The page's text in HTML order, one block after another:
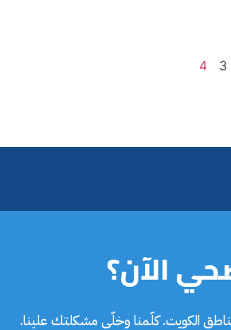
3
4
الآن؟
الكويت. كلّمنا وخلّي مشكلتك علينا.